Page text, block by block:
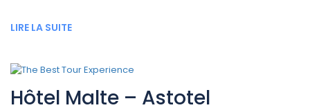
LIRE LA SUITE
Hôtel Malte – Astotel